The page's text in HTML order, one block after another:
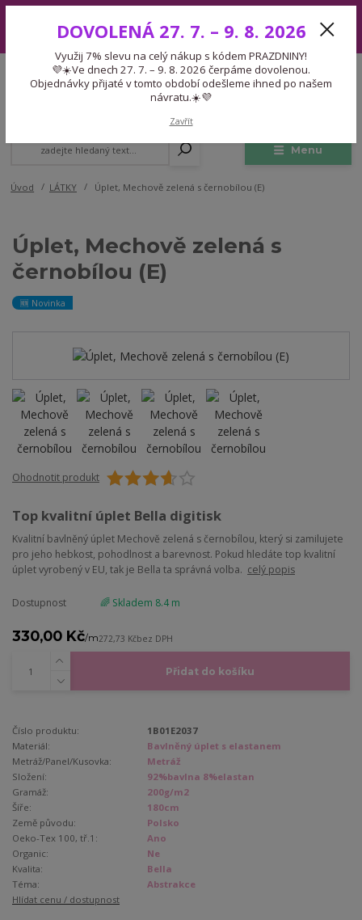
7. – 9. 8. 2026 čerpáme dovolenou. Objednávky přijaté v tomto období
odešleme ihned po našem návratu.☀️💜
Menu
CZK
Expedice 775 866 913
Po-Čt 9-15:30 Pá 9-14:30 Pauza 13-13:45
Úvod LÁTKY Úplet, Mechově zelená s černobílou (E)
Úplet, Mechově zelená s
černobílou (E)
🆕 Novinka
Ohodnotit produkt
Top kvalitní úplet Bella digitisk
Kvalitní bavlněný úplet Mechově zelená s černobílou, který si zamilujete
pro jeho hebkost, pohodlnost a barevnost. Pokud hledáte top kvalitní
úplet vyrobený v EU, tak je Bella ta správná volba. celý popis
Dostupnost 🌈 Skladem 8.4 m
330,00 Kč/m272,73 Kčbez DPH
Přidat do košíku
Číslo produktu:
1B01E2037
Materiál:
Bavlněný úplet s elastanem
Metráž/Panel/Kusovka:
Metráž
Složení:
92%bavlna 8%elastan
Gramáž:
200g/m2
Šíře:
180cm
Země původu:
Polsko
Oeko-Tex 100, tř.1:
Ano
Organic:
Ne
Kvalita:
Bella
Téma:
Abstrakce
Hlídat cenu / dostupnost
DOVOLENÁ 27. 7. – 9. 8. 2026
Využij 7% slevu na celý nákup s kódem PRAZDNINY!
💜☀️Ve dnech 27. 7. – 9. 8. 2026 čerpáme dovolenou.
Objednávky přijaté v tomto období odešleme ihned po našem
návratu.☀️💜
Zavřít